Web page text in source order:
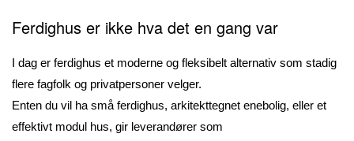
Ferdighus er ikke hva det en gang var
I dag er ferdighus et moderne og fleksibelt alternativ som stadig
flere fagfolk og privatpersoner velger.
Enten du vil ha små ferdighus, arkitekttegnet enebolig, eller et
effektivt modul hus, gir leverandører som